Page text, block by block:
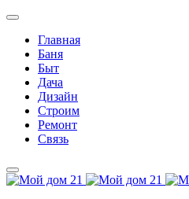
Главная
Баня
Быт
Дача
Дизайн
Строим
Ремонт
Связь